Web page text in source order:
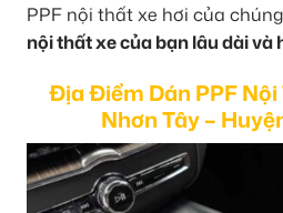
PPF nội thất xe hơi của
nội thất xe của bạn lâu dài và
Địa Điểm Dán PPF Nội
Nhơn Tây –